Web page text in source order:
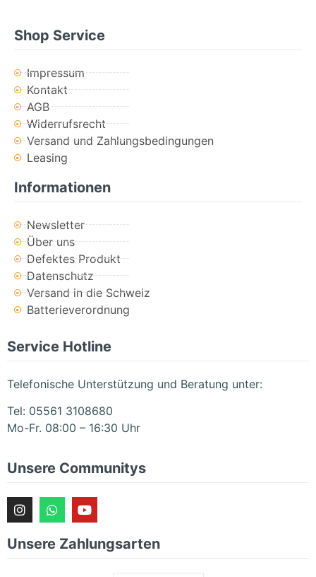
Shop Service
Impressum
Kontakt
AGB
Widerrufsrecht
Versand und Zahlungsbedingungen
Leasing
Informationen
Newsletter
Über uns
Defektes Produkt
Datenschutz
Versand in die Schweiz
Batterieverordnung
Service Hotline
Telefonische Unterstützung und Beratung unter:
Tel: 05561 3108680
Mo-Fr. 08:00 – 16:30 Uhr
Unsere Communitys
Unsere Zahlungsarten